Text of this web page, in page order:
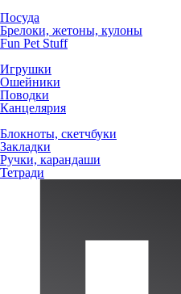
Посуда
Брелоки, жетоны, кулоны
Fun Pet Stuff
Игрушки
Ошейники
Поводки
Канцелярия
Блокноты, скетчбуки
Закладки
Ручки, карандаши
Тетради